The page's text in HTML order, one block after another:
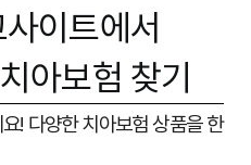
이트에서
아보험 찾기
! 다양한 치아보험 상품을 한